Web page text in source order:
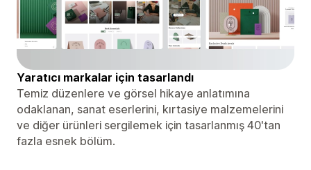
Yaratıcı markalar için tasarlandı
Temiz düzenlere ve görsel hikaye anlatımına
odaklanan, sanat eserlerini, kırtasiye malzemelerini
ve diğer ürünleri sergilemek için tasarlanmış 40'tan
fazla esnek bölüm.